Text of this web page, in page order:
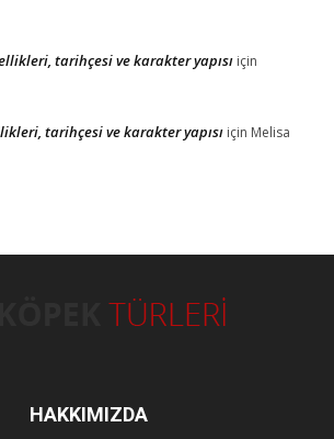
tarihçesi ve karakter yapısı için
tarihçesi ve karakter yapısı için Melisa
HAKKIMIZDA